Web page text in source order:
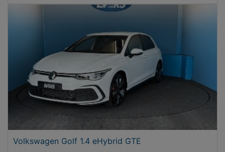
Volkswagen Golf 1.4 eHybrid GTE